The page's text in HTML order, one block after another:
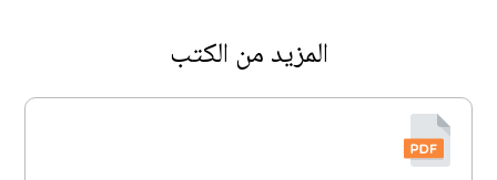
المزيد من الكتب